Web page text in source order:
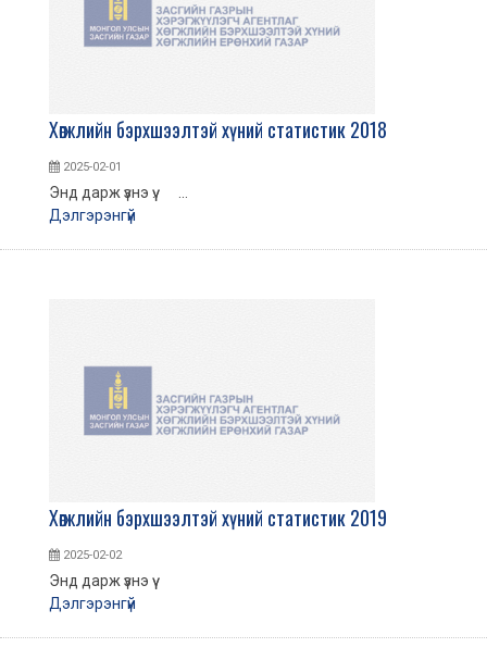
Хөгжлийн бэрхшээлтэй хүний статистик 2018
2025-02-01
Энд дарж үзнэ үү. ...
Дэлгэрэнгүй
Хөгжлийн бэрхшээлтэй хүний статистик 2019
2025-02-02
Энд дарж үзнэ үү
Дэлгэрэнгүй